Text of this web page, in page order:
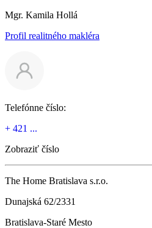
Mgr. Kamila Hollá
Profil realitného makléra
Telefónne číslo:
+ 421 ...
Zobraziť číslo
The Home Bratislava s.r.o.
Dunajská 62/2331
Bratislava-Staré Mesto